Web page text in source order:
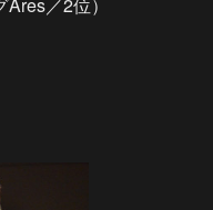
／2位）